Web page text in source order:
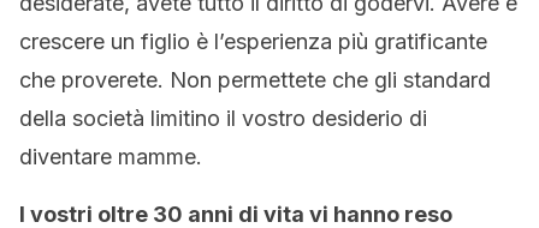
crescere un figlio è l’esperienza più gratificante
che proverete. Non permettete che gli standard
della società limitino il vostro desiderio di
diventare mamme.
I vostri oltre 30 anni di vita vi hanno reso